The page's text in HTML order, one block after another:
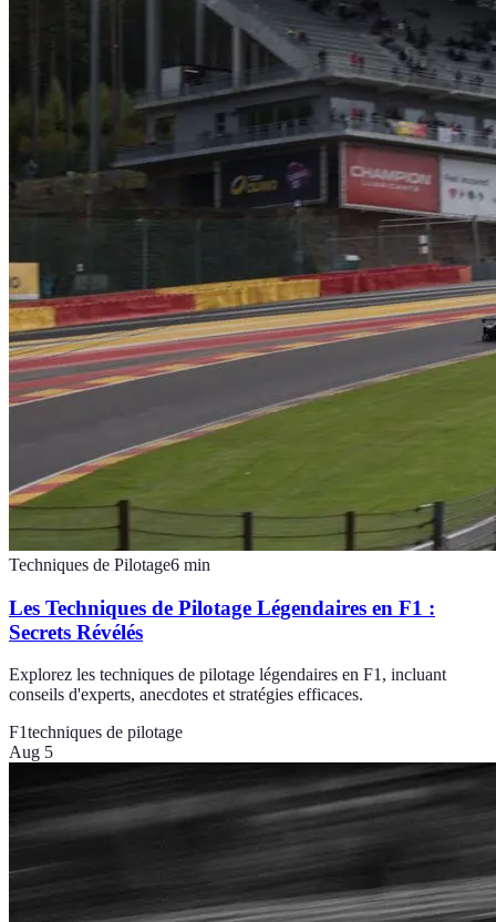
Techniques de Pilotage6 min
Les Techniques de Pilotage Légendaires en F1 :
Secrets Révélés
Explorez les techniques de pilotage légendaires en F1, incluant
conseils d'experts, anecdotes et stratégies efficaces.
F1techniques de pilotage
Aug 5